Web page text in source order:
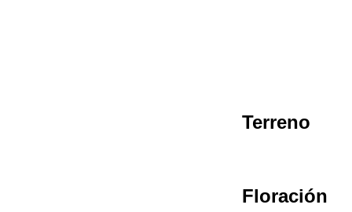
Terreno
Floración